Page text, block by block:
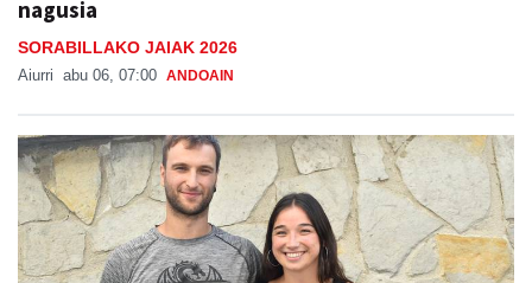
nagusia
SORABILLAKO JAIAK 2026
Aiurri abu 06, 07:00 ANDOAIN